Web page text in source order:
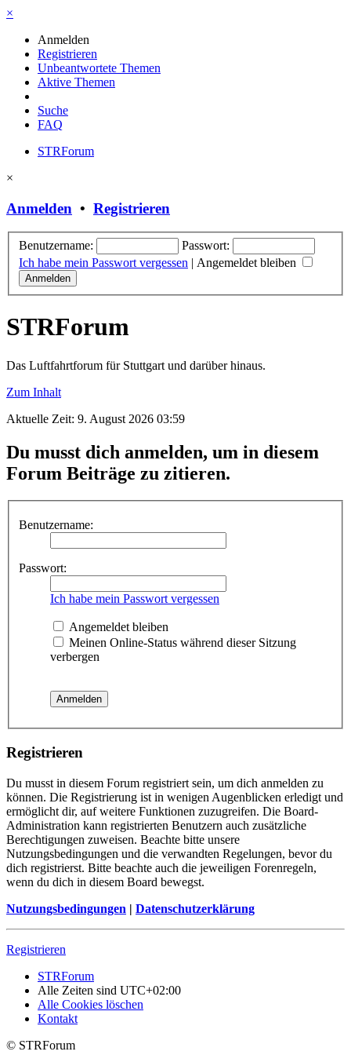
×
Anmelden
Registrieren
Unbeantwortete Themen
Aktive Themen
Suche
FAQ
STRForum
×
Anmelden • Registrieren
Benutzername:
Passwort:
Ich habe mein Passwort vergessen | Angemeldet bleiben
STRForum
Das Luftfahrtforum für Stuttgart und darüber hinaus.
Zum Inhalt
Aktuelle Zeit: 9. August 2026 03:59
Du musst dich anmelden, um in diesem
Forum Beiträge zu zitieren.
Benutzername:
Passwort:
Ich habe mein Passwort vergessen
Angemeldet bleiben
Meinen Online-Status während dieser Sitzung
verbergen
Registrieren
Du musst in diesem Forum registriert sein, um dich anmelden zu
können. Die Registrierung ist in wenigen Augenblicken erledigt und
ermöglicht dir, auf weitere Funktionen zuzugreifen. Die Board-
Administration kann registrierten Benutzern auch zusätzliche
Berechtigungen zuweisen. Beachte bitte unsere
Nutzungsbedingungen und die verwandten Regelungen, bevor du
dich registrierst. Bitte beachte auch die jeweiligen Forenregeln,
wenn du dich in diesem Board bewegst.
Nutzungsbedingungen | Datenschutzerklärung
Registrieren
STRForum
Alle Zeiten sind UTC+02:00
Alle Cookies löschen
Kontakt
© STRForum